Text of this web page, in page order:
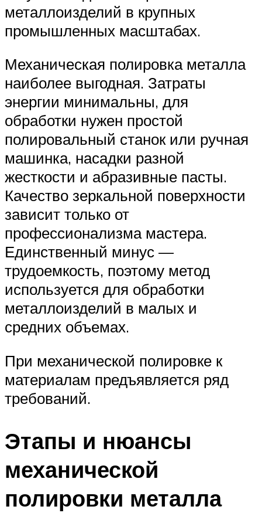
металлоизделий в крупных
промышленных масштабах.
Механическая полировка металла
наиболее выгодная. Затраты
энергии минимальны, для
обработки нужен простой
полировальный станок или ручная
машинка, насадки разной
жесткости и абразивные пасты.
Качество зеркальной поверхности
зависит только от
профессионализма мастера.
Единственный минус —
трудоемкость, поэтому метод
используется для обработки
металлоизделий в малых и
средних объемах.
При механической полировке к
материалам предъявляется ряд
требований.
Этапы и нюансы
механической
полировки металла